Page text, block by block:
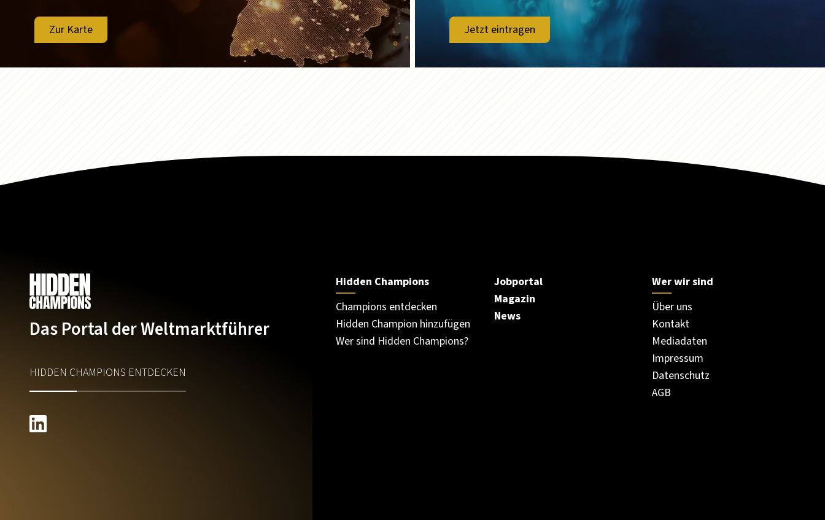
Zur Karte Jetzt eintragen
Das Portal der Weltmarktführer
HIDDEN CHAMPIONS ENTDECKEN
Hidden Champions
Champions entdecken
Hidden Champion hinzufügen
Wer sind Hidden Champions?
Jobportal
Magazin
News
Wer wir sind
Über uns
Kontakt
Mediadaten
Impressum
Datenschutz
AGB